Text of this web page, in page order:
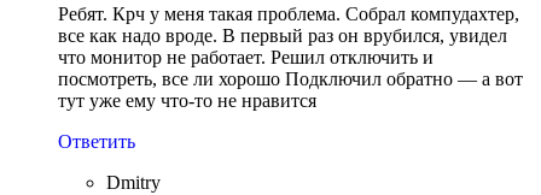
Ребят. Крч у меня такая проблема. Собрал компудахтер,
все как надо вроде. В первый раз он врубился, увидел
что монитор не работает. Решил отключить и
посмотреть, все ли хорошо Подключил обратно — а вот
тут уже ему что-то не нравится
Ответить
Dmitry